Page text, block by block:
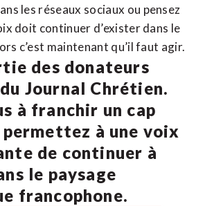
les réseaux sociaux ou pensez
doit continuer d’exister dans le
c’est maintenant qu’il faut agir.
des donateurs
Journal Chrétien.
à franchir un cap
à une voix
de continuer à
le paysage
francophone.